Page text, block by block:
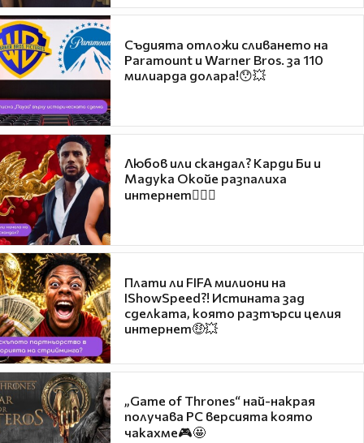
Съдията отложи сливането на
Paramount и Warner Bros. за 110
милиарда долара!😯💥
Любов или скандал? Карди Би и
Мадука Окойе разпалиха
интернет❤️‍🔥🔥
Плати ли FIFA милиони на
IShowSpeed?! Истината зад
сделката, която разтърси целия
интернет🤑💥
„Game of Thrones“ най-накрая
получава PC версията която
чакахме🎮🤩